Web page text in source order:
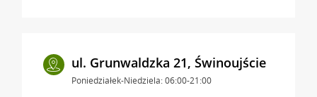
ul. Grunwaldzka 21, Świnoujście
Poniedziałek-Niedziela: 06:00-21:00